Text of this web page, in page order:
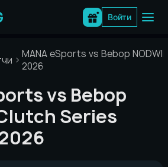
Войти
MANA eSports vs Bebop
2026
vs Bebop
Series